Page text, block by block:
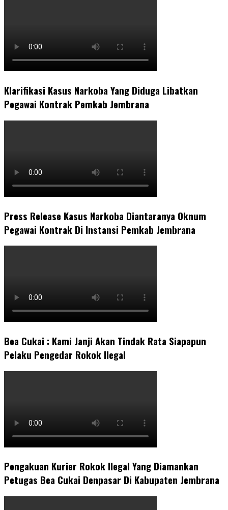
Klarifikasi Kasus Narkoba Yang Diduga Libatkan
Pegawai Kontrak Pemkab Jembrana
Press Release Kasus Narkoba Diantaranya Oknum
Pegawai Kontrak Di Instansi Pemkab Jembrana
Bea Cukai : Kami Janji Akan Tindak Rata Siapapun
Pelaku Pengedar Rokok Ilegal
Pengakuan Kurier Rokok Ilegal Yang Diamankan
Petugas Bea Cukai Denpasar Di Kabupaten Jembrana